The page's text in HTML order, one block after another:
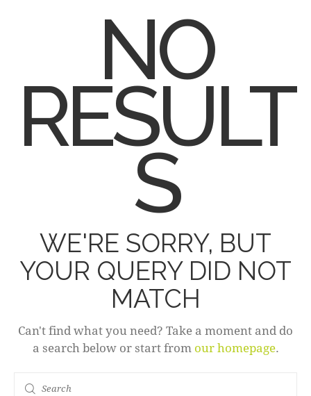
NO
RESULT
S
WE'RE SORRY, BUT
YOUR QUERY DID NOT
MATCH
Can't find what you need? Take a moment and do
a search below or start from our homepage.